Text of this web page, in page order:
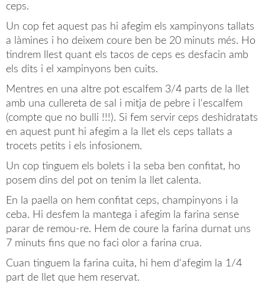
ceps.
Un cop fet aquest pas hi afegim els xampinyons tallats
a làmines i ho deixem coure ben be 20 minuts més. Ho
tindrem llest quant els tacos de ceps es desfacin amb
els dits i el xampinyons ben cuits.
Mentres en una altre pot escalfem 3/4 parts de la llet
amb una cullereta de sal i mitja de pebre i l'escalfem
(compte que no bulli !!!). Si fem servir ceps deshidratats
en aquest punt hi afegim a la llet els ceps tallats a
trocets petits i els infosionem.
Un cop tinguem els bolets i la seba ben confitat, ho
posem dins del pot on tenim la llet calenta.
En la paella on hem confitat ceps, champinyons i la
ceba. Hi desfem la mantega i afegim la farina sense
parar de remou-re. Hem de coure la farina durnat uns
7 minuts fins que no faci olor a farina crua.
Cuan tinguem la farina cuita, hi hem d'afegim la 1/4
part de llet que hem reservat.